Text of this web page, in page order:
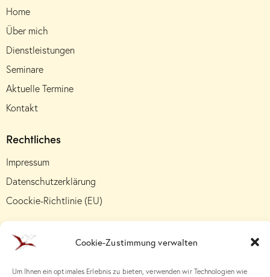
Cookie-Zustimmung verwalten
Um Ihnen ein optimales Erlebnis zu bieten, verwenden wir Technologien wie
Home
Über mich
Dienstleistungen
Seminare
Aktuelle Termine
Kontakt
Rechtliches
Impressum
Datenschutzerklärung
Coockie-Richtlinie (EU)